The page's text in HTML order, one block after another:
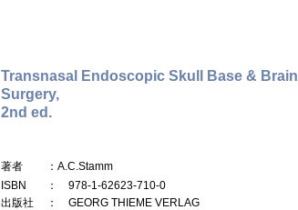
Transnasal Endoscopic Skull Base & Brain
Surgery,
2nd ed.
著者
：A.C.Stamm
ISBN
： 978-1-62623-710-0
出版社
： GEORG THIEME VERLAG